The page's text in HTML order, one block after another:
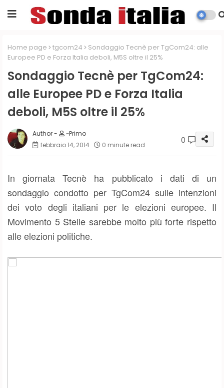
Home page tgcom24
Sondaggio Tecnè per TgCom24: alle
Europee PD e Forza Italia deboli, M5S oltre il 25%
Sondaggio Tecnè per TgCom24:
alle Europee PD e Forza Italia
deboli, M5S oltre il 25%
~Primo
febbraio 14, 2014
0 minute read 0
In giornata Tecnè ha pubblicato i dati di un
sondaggio condotto per TgCom24 sulle intenzioni
dei voto degli italiani per le elezioni europee. Il
Movimento 5 Stelle sarebbe molto più forte rispetto
alle elezioni politiche.